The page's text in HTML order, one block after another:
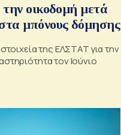
οικοδομή μετά
μπόνους δόμησης
της ΕΛΣΤΑΤ για την
τον Ιούνιο